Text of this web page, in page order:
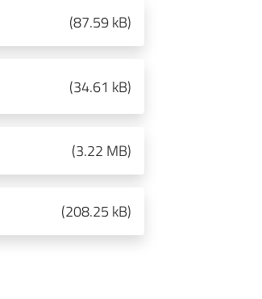
(87.59 kB)
(34.61 kB)
(3.22 MB)
(208.25 kB)